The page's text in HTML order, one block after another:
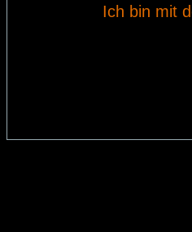
Ich bin mit